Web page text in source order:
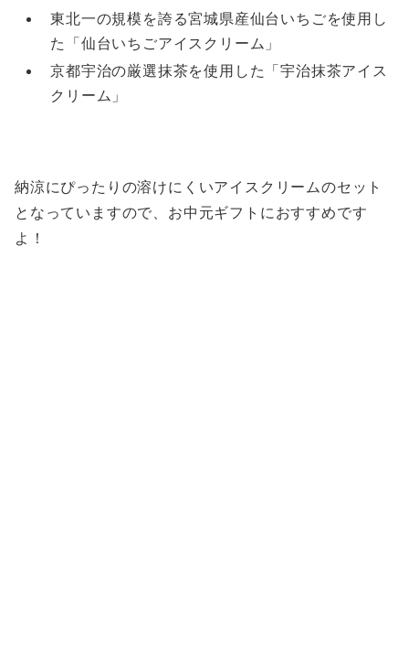
東北一の規模を誇る宮城県産仙台いちごを使用し
た「仙台いちごアイスクリーム」
京都宇治の厳選抹茶を使用した「宇治抹茶アイス
クリーム」
納涼にぴったりの溶けにくいアイスクリームのセット
となっていますので、お中元ギフトにおすすめです
よ！